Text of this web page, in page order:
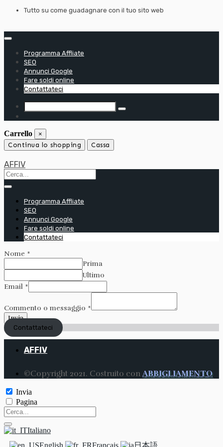
Passa
Tutto su come guadagnare con il tuo sito web
Programma Affliate
SEO
Annunci Google
Fare soldi online
Contattateci
Carrello ×
Continua lo shopping Cassa
AFFIV
Programma Affliate
SEO
Annunci Google
Fare soldi online
Contattateci
Nome *
Prima
Ultimo
Email *
Commento o messaggio *
Invia
Contattateci
AFFIV
©Copyright 2021. Costruito con ABBIGLIAMENTO
Invia
Pagina
Italiano
English
Français 日本語